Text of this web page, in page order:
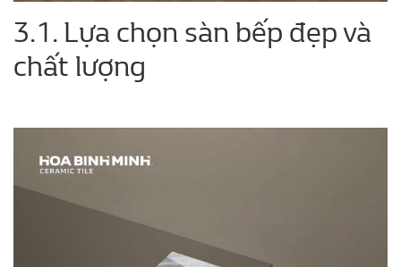
3.1. Lựa chọn sàn bếp đẹp và
chất lượng